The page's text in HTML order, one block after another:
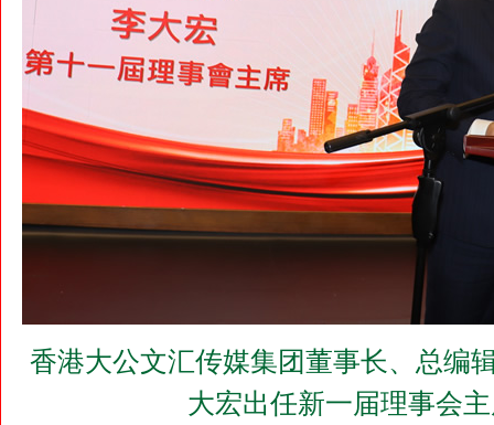
香港大公文汇传媒集团董事长、总编
大宏出任新一届理事会